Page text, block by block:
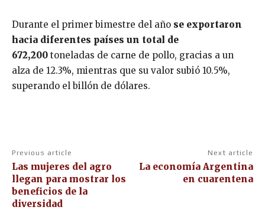
Durante el primer bimestre del año se exportaron
hacia diferentes países un total de
672,200 toneladas de carne de pollo, gracias a un
alza de 12.3%, mientras que su valor subió 10.5%,
superando el billón de dólares.
Previous article
Las mujeres del agro
llegan para mostrar los
beneficios de la
diversidad
Next article
La economía Argentina
en cuarentena